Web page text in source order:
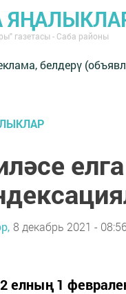
газетасы - Саба районы
белдерү
8 декабрь 2021 -
елның 1